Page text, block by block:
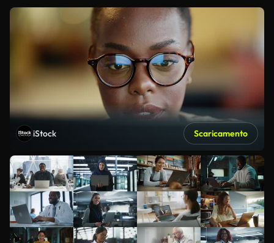
iStock Scaricamento